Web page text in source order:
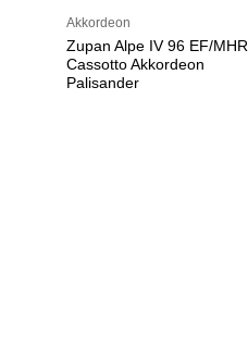
Akkordeon
Zupan Alpe IV 96 EF/MHR
Cassotto Akkordeon
Palisander